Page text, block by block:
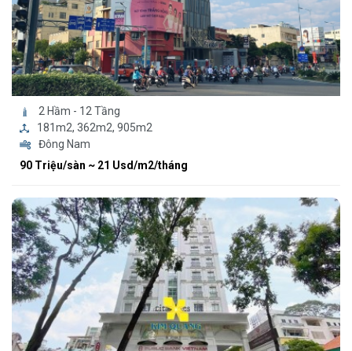
2 Hầm - 12 Tầng
181m2, 362m2, 905m2
Đông Nam
90 Triệu/sàn ~ 21 Usd/m2/tháng